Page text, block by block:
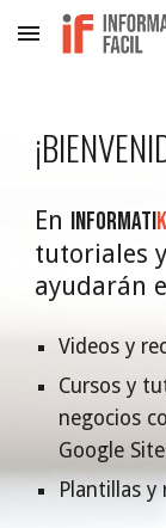
Skip to main
¡
En INFORMATI
tutoriales
ayudarán
Videos y
Cursos y
negocios
Google
Plantillas y